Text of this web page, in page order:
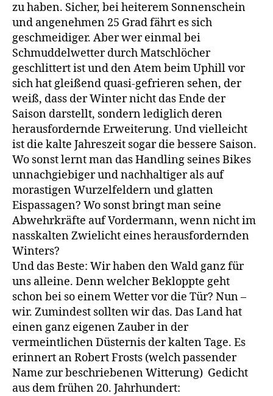
zu haben. Sicher, bei heiterem Sonnenschein
und angenehmen 25 Grad fährt es sich
geschmeidiger. Aber wer einmal bei
Schmuddelwetter durch Matschlöcher
geschlittert ist und den Atem beim Uphill vor
sich hat gleißend quasi-gefrieren sehen, der
weiß, dass der Winter nicht das Ende der
Saison darstellt, sondern lediglich deren
herausfordernde Erweiterung. Und vielleicht
ist die kalte Jahreszeit sogar die bessere Saison.
Wo sonst lernt man das Handling seines Bikes
unnachgiebiger und nachhaltiger als auf
morastigen Wurzelfeldern und glatten
Eispassagen? Wo sonst bringt man seine
Abwehrkräfte auf Vordermann, wenn nicht im
nasskalten Zwielicht eines herausfordernden
Winters?
Und das Beste: Wir haben den Wald ganz für
uns alleine. Denn welcher Bekloppte geht
schon bei so einem Wetter vor die Tür? Nun –
wir. Zumindest sollten wir das. Das Land hat
einen ganz eigenen Zauber in der
vermeintlichen Düsternis der kalten Tage. Es
erinnert an Robert Frosts (welch passender
Name zur beschriebenen Witterung) Gedicht
aus dem frühen 20. Jahrhundert: